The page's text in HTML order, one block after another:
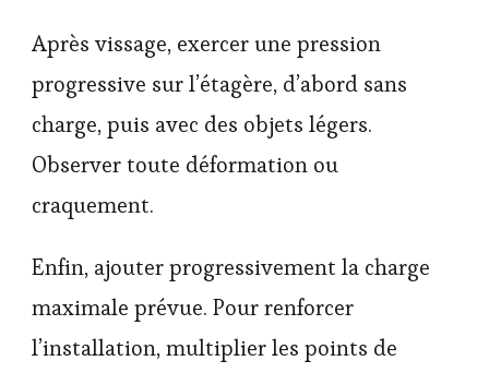
Après vissage, exercer une pression
progressive sur l’étagère, d’abord sans
charge, puis avec des objets légers.
Observer toute déformation ou
craquement.
Enfin, ajouter progressivement la charge
maximale prévue. Pour renforcer
l’installation, multiplier les points de